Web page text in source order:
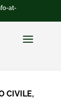
at-
CIVILE,